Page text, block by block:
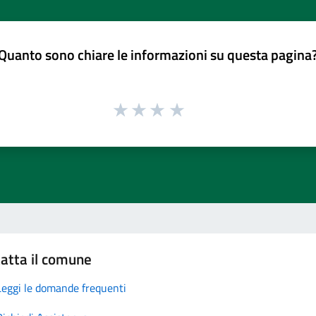
sono chiare le informazioni su questa
il comune
le domande frequenti